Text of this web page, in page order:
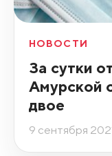
НОВОСТИ
За сутки
Амурской
двое
9 сентября